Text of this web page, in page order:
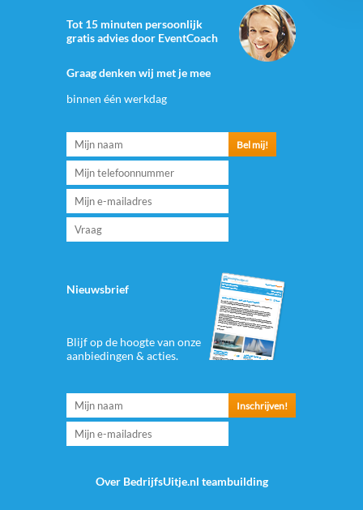
Tot 15 minuten persoonlijk
gratis advies door EventCoach
Graag denken wij met je mee
binnen één werkdag
Nieuwsbrief
Blijf op de hoogte van onze
aanbiedingen & acties.
Over BedrijfsUitje.nl teambuilding